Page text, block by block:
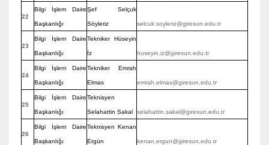
22
Bilgi İşlem Daire
Başkanlığı
Şef Selçuk
Söyleriz selcuk.soyleriz@giresun.edu.tr
23
Bilgi İşlem Daire
Başkanlığı
Tekniker Hüseyin
İz huseyin.iz@giresun.edu.tr
24
Bilgi İşlem Daire
Başkanlığı
Tekniker Emrah
Elmas emrah.elmas@giresun.edu.tr
25
Bilgi İşlem Daire
Başkanlığı
Teknisyen
Selahattin Sakal selahattin.sakal@giresun.edu.tr
26
Bilgi İşlem Daire
Başkanlığı
Teknisyen Kenan
Ergün kenan.ergun@giresun.edu.tr